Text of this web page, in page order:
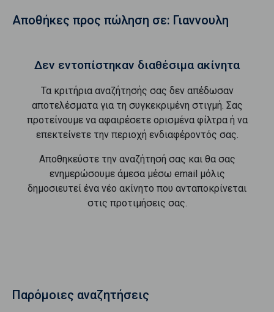
Αποθήκες προς πώληση σε: Γιαννουλη
Δεν εντοπίστηκαν διαθέσιμα ακίνητα
Τα κριτήρια αναζήτησής σας δεν απέδωσαν
αποτελέσματα για τη συγκεκριμένη στιγμή. Σας
προτείνουμε να αφαιρέσετε ορισμένα φίλτρα ή να
επεκτείνετε την περιοχή ενδιαφέροντός σας.
Αποθηκεύστε την αναζήτησή σας και θα σας
ενημερώσουμε άμεσα μέσω email μόλις
δημοσιευτεί ένα νέο ακίνητο που ανταποκρίνεται
στις προτιμήσεις σας.
Παρόμοιες αναζητήσεις